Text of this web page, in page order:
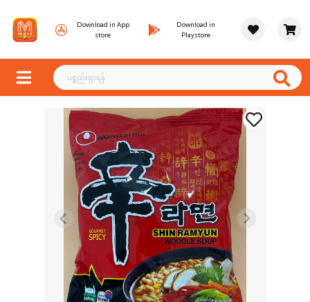
Download in App
store
Download in
Playstore